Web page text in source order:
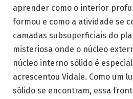
aprender como o interior
formou e como a atividade se
camadas subsuperficiais do
misteriosa onde o núcleo
núcleo interno sólido é
acrescentou Vidale. Como um
sólido se encontram, essa